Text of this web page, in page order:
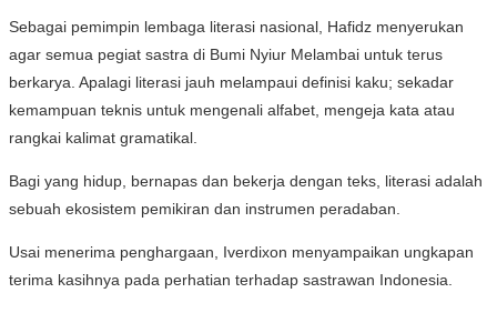
Sebagai pemimpin lembaga literasi nasional, Hafidz menyerukan
agar semua pegiat sastra di Bumi Nyiur Melambai untuk terus
berkarya. Apalagi literasi jauh melampaui definisi kaku; sekadar
kemampuan teknis untuk mengenali alfabet, mengeja kata atau
rangkai kalimat gramatikal.
Bagi yang hidup, bernapas dan bekerja dengan teks, literasi adalah
sebuah ekosistem pemikiran dan instrumen peradaban.
Usai menerima penghargaan, Iverdixon menyampaikan ungkapan
terima kasihnya pada perhatian terhadap sastrawan Indonesia.